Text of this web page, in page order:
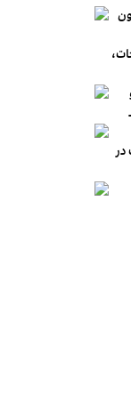
۲۴۰ میلیون
در